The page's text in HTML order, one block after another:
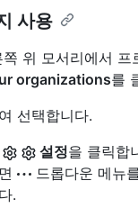
사용
위 모서리에서 프
organizations를
선택합니다.
설정을 클릭합
드롭다운 메뉴
.